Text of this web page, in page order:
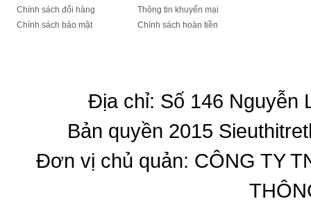
Chính sách đổi hàng
Chính sách bảo mật
Thông tin khuyến mại
Chính sách hoàn tiền
Địa chỉ: Số 146 Nguyễn
Bản quyền 2015
Đơn vị chủ quản: CÔNG TY